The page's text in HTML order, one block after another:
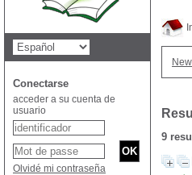
9
Conectarse
acceder a su cuenta de
usuario
Olvidé mi contraseña